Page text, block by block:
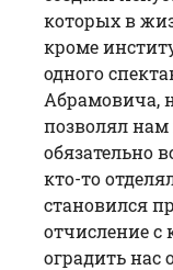
которых в
кроме
одного
Абрамовича,
позволял
обязательно
кто-то
становился
отчисление с
оградить нас